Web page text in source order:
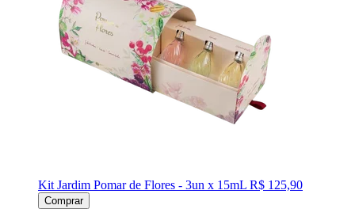
Kit Jardim Pomar de Flores - 3un x 15mL R$ 125,90
Comprar